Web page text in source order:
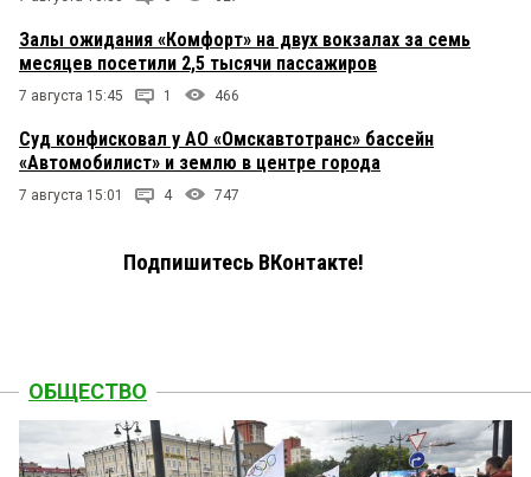
Залы ожидания «Комфорт» на двух вокзалах за семь
месяцев посетили 2,5 тысячи пассажиров
7 августа 15:45 1 466
Суд конфисковал у АО «Омскавтотранс» бассейн
«Автомобилист» и землю в центре города
7 августа 15:01 4 747
Подпишитесь ВКонтакте!
ОБЩЕСТВО